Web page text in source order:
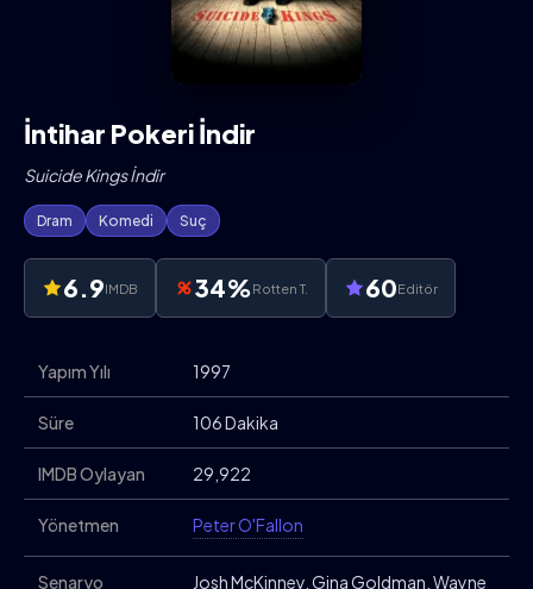
İntihar Pokeri İndir
Suicide Kings İndir
Dram Komedi Suç
6.9IMDB 34%Rotten T. 60Editör
Yapım Yılı 1997
Süre 106 Dakika
IMDB Oylayan 29,922
Yönetmen Peter O'Fallon
Senaryo
Josh McKinney, Gina Goldman, Wayne